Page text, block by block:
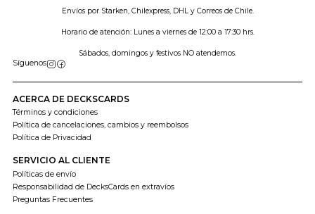
Envíos por Starken, Chilexpress, DHL y Correos de Chile.
Horario de atención: Lunes a viernes de 12:00 a 17:30 hrs.
Sábados, domingos y festivos NO atendemos.
Síguenos
ACERCA DE DECKSCARDS
Términos y condiciones
Política de cancelaciones, cambios y reembolsos
Política de Privacidad
SERVICIO AL CLIENTE
Políticas de envío
Responsabilidad de DecksCards en extravíos
Preguntas Frecuentes